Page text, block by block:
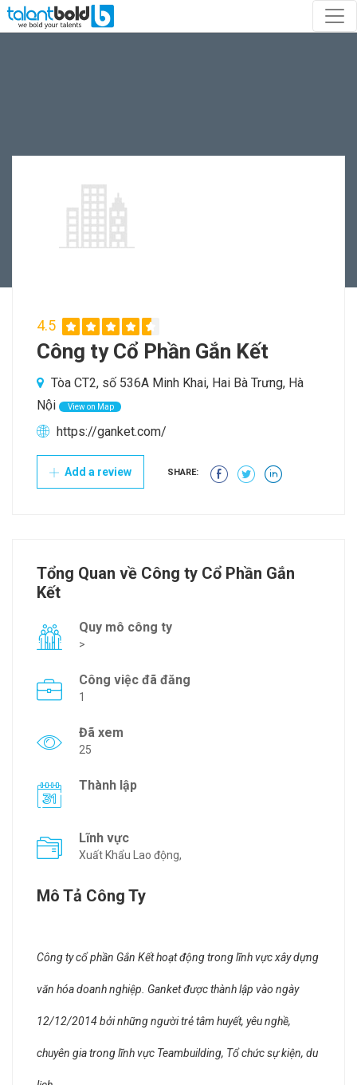
4.5
Công ty Cổ Phần Gắn Kết
Tòa CT2, số 536A Minh Khai, Hai Bà Trưng, Hà
Nội
View on Map
https://ganket.com/
Add a review SHARE:
Tổng Quan về Công ty Cổ Phần Gắn
Kết
Quy mô công ty
>
Công việc đã đăng
1
Đã xem
25
Thành lập
Lĩnh vực
Xuất Khẩu Lao động,
Mô Tả Công Ty
Công ty cổ phần Gắn Kết hoạt động trong lĩnh vực xây dựng
văn hóa doanh nghiệp. Ganket được thành lập vào ngày
12/12/2014 bởi những người trẻ tâm huyết, yêu nghề,
chuyên gia trong lĩnh vực Teambuilding, Tổ chức sự kiện, du